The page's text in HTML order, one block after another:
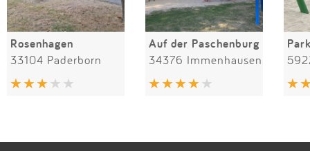
Rosenhagen
33104 Paderborn
Auf der Paschenburg
34376 Immenhausen